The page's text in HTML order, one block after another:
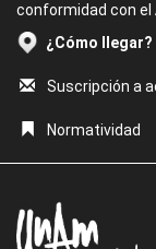
conformidad con el
¿Cómo llegar?
Suscripción a
Normatividad